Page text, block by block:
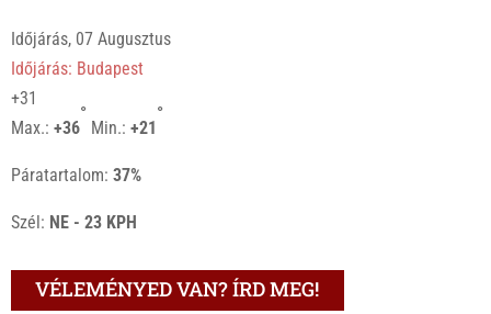
Időjárás, 07 Augusztus
Időjárás: Budapest
+31
Max.:+36
°
Min.:+21
°
Páratartalom:37%
Szél: NE - 23 KPH
VÉLEMÉNYED VAN? ÍRD MEG!